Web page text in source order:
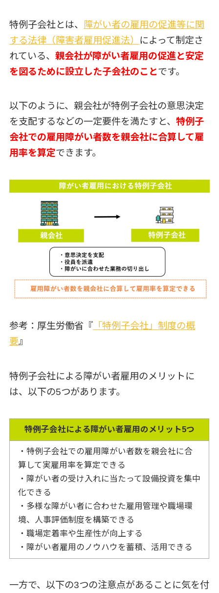
特例子会社とは、
障がい者の雇用の促進等に関
する法律（障害者雇用促進法） によって制定さ
れている、親会社が障がい者雇用の促進と安定
を図るために設立した子会社のことです。
以下のように、親会社が特例子会社の意思決定
を支配するなどの一定要件を満たすと、特例子
会社での雇用障がい者数を親会社に合算して雇
用率を算定できます。
参考：厚生労働省『 「特例子会社」制度の概
要』
特例子会社による障がい者雇用のメリットに
は、以下の5つがあります。
特例子会社による障がい者雇用のメリット5つ
・特例子会社での雇用障がい者数を親会社に合
算して実雇用率を算定できる
・障がい者の受け入れに当たって設備投資を集中
化できる
・多様な障がい者に合わせた雇用管理や職場環
境、人事評価制度を構築できる
・職場定着率や生産性が向上する
・障がい者雇用のノウハウを蓄積、活用できる
一方で、以下の3つの注意点があることに気を付